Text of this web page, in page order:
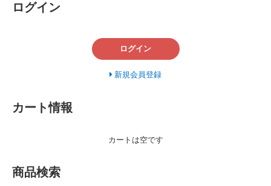
ログイン
ログイン
新規会員登録
カート情報
カートは空です
商品検索